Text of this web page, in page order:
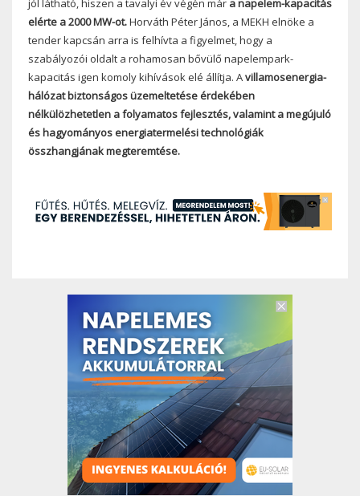
jól látható, hiszen a tavalyi év végén már a napelem-kapacitás
elérte a 2000 MW-ot.Horváth Péter János, a MEKH elnöke a
tender kapcsán arra is felhívta a figyelmet, hogy a
szabályozói oldalt a rohamosan bővülő napelempark-
kapacitás igen komoly kihívások elé állítja. Avillamosenergia-
hálózat biztonságos üzemeltetése érdekében
nélkülözhetetlen a folyamatos fejlesztés, valamint a megújuló
és hagyományos energiatermelési technológiák
összhangjának megteremtése.